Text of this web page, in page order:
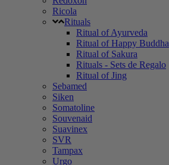
Ricola
Rituals
Ritual of Ayurveda
Ritual of Happy Buddha
Ritual of Sakura
Rituals - Sets de Regalo
Ritual of Jing
Sebamed
Siken
Somatoline
Souvenaid
Suavinex
SVR
Tampax
Urgo